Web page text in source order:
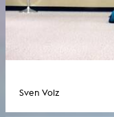
Sven Volz